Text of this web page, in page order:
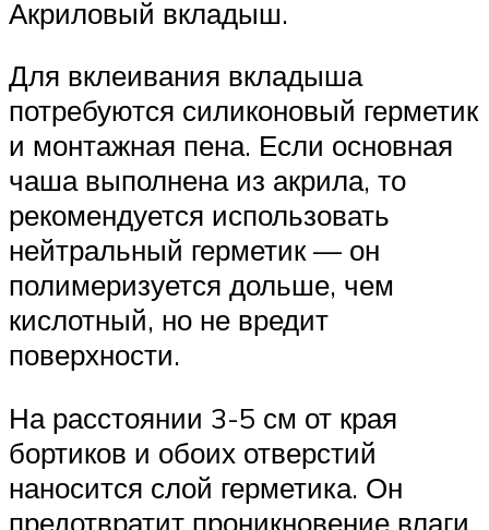
Акриловый вкладыш.
Для вклеивания вкладыша
потребуются силиконовый герметик
и монтажная пена. Если основная
чаша выполнена из акрила, то
рекомендуется использовать
нейтральный герметик — он
полимеризуется дольше, чем
кислотный, но не вредит
поверхности.
На расстоянии 3-5 см от края
бортиков и обоих отверстий
наносится слой герметика. Он
предотвратит проникновение влаги